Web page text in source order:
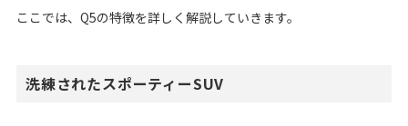
ここでは、Q5の特徴を詳しく解説していきます。
洗練されたスポーティーSUV